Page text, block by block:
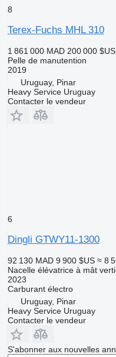
8
Terex-Fuchs MHL 310
1 861 000 MAD 200 000 $US
Pelle de manutention
2019
Uruguay, Pinar
Heavy Service Uruguay
Contacter le vendeur
6
Dingli GTWY11-1300
92 130 MAD 9 900 $US ≈ 8
Nacelle élévatrice à mât
2023
Carburant électro
Uruguay, Pinar
Heavy Service Uruguay
Contacter le vendeur
S'abonner aux nouvelles